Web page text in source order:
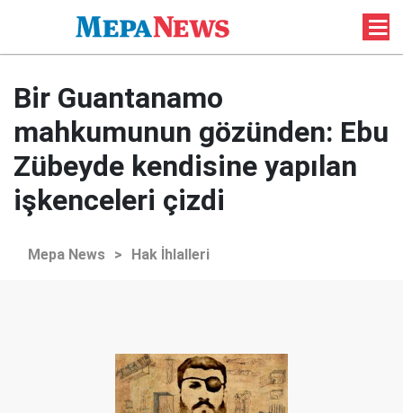
Bir Guantanamo
mahkumunun gözünden: Ebu
Zübeyde kendisine yapılan
işkenceleri çizdi
Mepa News > Hak İhlalleri